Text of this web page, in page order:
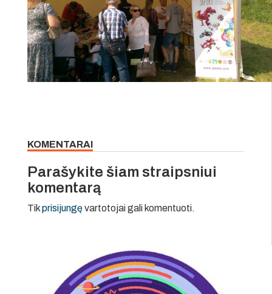
KOMENTARAI
Parašykite šiam straipsniui
komentarą
Tikprisijungęvartotojai gali komentuoti.